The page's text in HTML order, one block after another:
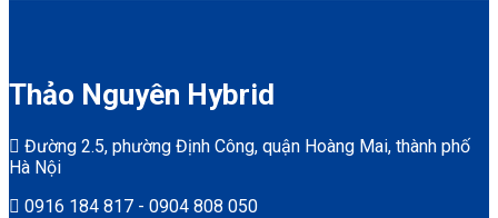
Thảo Nguyên Hybrid
Đường 2.5, phường Định Công, quận Hoàng Mai, thành phố
Hà Nội
0916 184 817 - 0904 808 050